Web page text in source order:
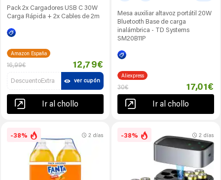
Pack 2x Cargadores USB C 30W
Carga Rápida + 2x Cables de 2m
Amazon España
16,99€ 12,79€
DescuentoExtra ver cupón
Ir al chollo
Mesa auxiliar altavoz portátil 20W
Bluetooth Base de carga
inalámbrica - TD Systems
SM20B11P
Aliexpress
30€ 17,01€
Ir al chollo
-38% 2 días -38% 2 días